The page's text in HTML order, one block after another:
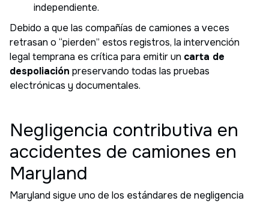
independiente.
Debido a que las compañías de camiones a veces
retrasan o “pierden” estos registros, la intervención
legal temprana es crítica para emitir un carta de
despoliación preservando todas las pruebas
electrónicas y documentales.
Negligencia contributiva en
accidentes de camiones en
Maryland
Maryland sigue uno de los estándares de negligencia